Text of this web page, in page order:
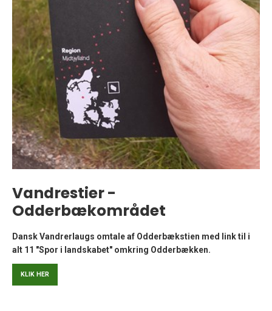
Vandrestier -
Odderbækområdet
Dansk Vandrerlaugs omtale af Odderbækstien med link til i
alt 11 "Spor i landskabet" omkring Odderbækken.
KLIK HER